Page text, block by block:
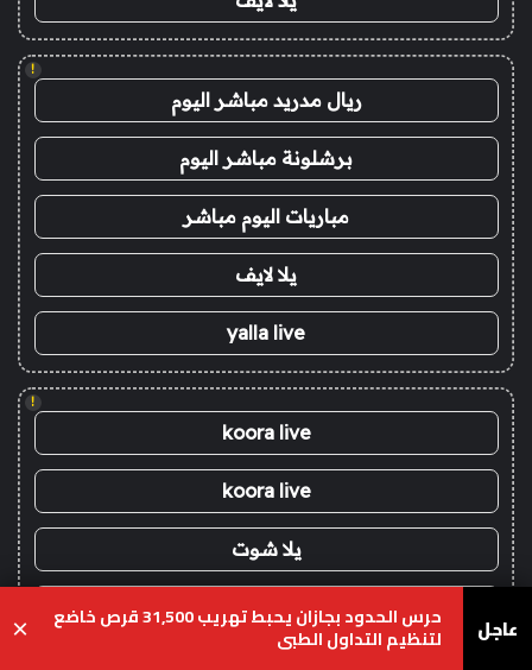
!
ريال مدريد مباشر اليوم
برشلونة مباشر اليوم
مباريات اليوم مباشر
يلا لايف
yalla live
!
koora live
koora live
يلا شوت
يلا شوت
عاجل حرس الحدود بجازان يحبط تهريب 31,500 قرص خاضع
لتنظيم التداول الطبي ×